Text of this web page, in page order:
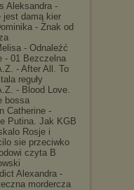
Aleksandra -
jest damą kier
- Znak od
- Odnaleźć
- 01 Bezczelna
- After All. To
reguły
- Blood Love.
bossa
Catherine -
Putina. Jak KGB
Rosje i
sie przeciwko
czyta B
Alexandra -
mordercza